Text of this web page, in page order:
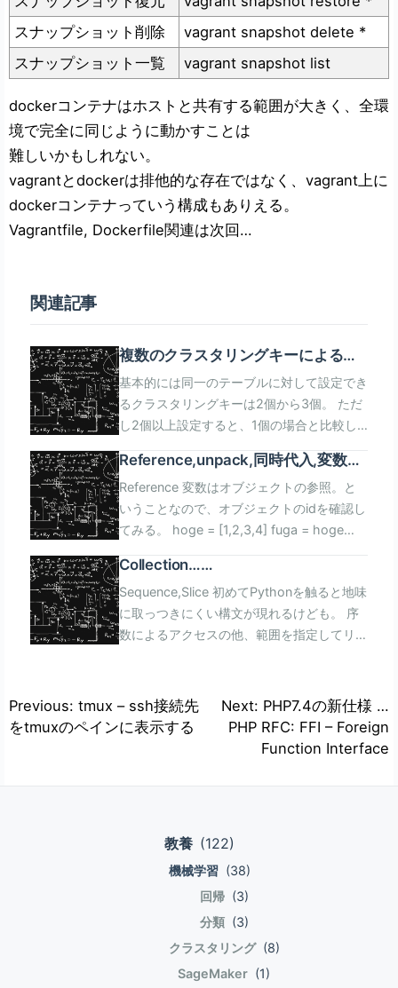
スナップショット削除
vagrant snapshot delete *
スナップショット一覧
vagrant snapshot list
dockerコンテナはホストと共有する範囲が大きく、全環
境で完全に同じように動かすことは
難しいかもしれない。
vagrantとdockerは排他的な存在ではなく、vagrant上に
dockerコンテナっていう構成もありえる。
Vagrantfile, Dockerfile関連は次回…
関連記事
複数のクラスタリングキーによる
Materialized Viewを作って透過的に
ベーステーブルのクエリをブースト
する
基本的には同一のテーブルに対して設定でき
るクラスタリングキーは2個から3個。 ただ
し2個以上設定すると、1個の場合と比較し
を落とさずにクラスタリングキーを追加でき
ないか。 ベーステーブルへのクエリ実行に
おいて透過的にMaterialized Viewが使われ
る Snowflakeの特徴を利用して、任意の個
そんな内容が書かれた記事を見つけたので読
書感想文を書いてみる。 Defining multiple
cluster keys in Snowflake with
materialized views [arst_toc tag=\"h4\"]
らず自力でクラスタリングキーを設定する場
合がある。 その際、クエリの傾向をみて、
より適切なプルーニングが行われるカラムを
来ていて、オレオレキーがナチュラルキーを
超えるのは難しい。 結構なケースで「あっ
ちが立てばこっちが立たず」という状況にな
数だけテーブルを作る ストレージの料金は
安いのだから、クラスタリングキーの数だけ
Reference,unpack,同時代入,変数の
削除,3項演算子
Reference 変数はオブジェクトの参照。と
いうことなので、オブジェクトのidを確認し
てみる。 hoge = [1,2,3,4] fuga = hoge
[1,2,3,4] print(id(hoge)) # 4359573320
print(id(fuga)) # 4359573320
hoge.append(5) print(hoge) # [1,2,3,4,5]
print(fuga) # [1,2,3,4,5] 代入したときにど
# 1 print(bar) # 1 print(id(foo)) #
4359573320 print(id(bar)) #
と、 左辺の各変数にiterableの各要素が代入
される。 数が合わないとエラー。 foo =
[1,2,3,4,5] a1,a2,a3,a4,a5 = foo print(a1) #
1 print(a2) # 2 print(a3) # 3 print(a4) # 4
Unpackの評価においてリストも分解され
Collection…
Sequence,Slice,List,Tupple
Sequence,Slice 初めてPythonを触ると地味
に取っつきにくい構文が現れるけども。 序
数によるアクセスの他、範囲を指定してリス
開始位置、終了位置はSequenceの前の方->
後の方の順に書く。 長さがゼロ、またはマ
イナスの場合、空のリストを返す。 L =
ライス自体もオブジェクト L = [0,1,2,3,4] s
= slice(0,3) d = L[s] print(d) # [0,1,2] s2 =
slice(0,None,1) print(L[s2]) # [0,1,2,3,4] ス
値に負を与えると逆順になるのを利用して要
素を反転できる。 L = [0,1,2,3,4] print(L[::])
# = L[0:4:1] = [0,1,2,3,4] print(L[:]) # =
投
稿
Previous: tmux – ssh接続先
をtmuxのペインに表示する
Next: PHP7.4の新仕様 …
PHP RFC: FFI – Foreign
Function Interface
教養 (122)
機械学習 (38)
回帰 (3)
分類 (3)
クラスタリング (8)
SageMaker (1)